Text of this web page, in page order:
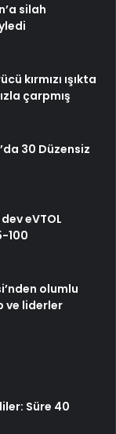
silah
kırmızı ışıkta
çarpmış
30 Düzensiz
eVTOL
100
olumlu
ve liderler
Süre 40